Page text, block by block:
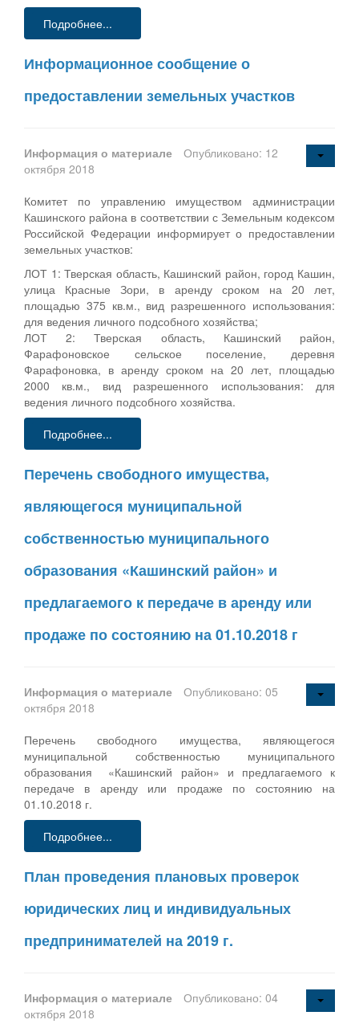
Подробнее...
Информационное сообщение о
предоставлении земельных участков
Информация о материале
Опубликовано: 12
октября 2018
Комитет по управлению имуществом администрации
Кашинского района в соответствии с Земельным кодексом
Российской Федерации информирует о предоставлении
земельных участков:
ЛОТ 1: Тверская область, Кашинский район, город Кашин,
улица Красные Зори, в аренду сроком на 20 лет,
площадью 375 кв.м., вид разрешенного использования:
для ведения личного подсобного хозяйства;
ЛОТ 2: Тверская область, Кашинский район,
Фарафоновское сельское поселение, деревня
Фарафоновка, в аренду сроком на 20 лет, площадью
2000 кв.м., вид разрешенного использования: для
ведения личного подсобного хозяйства.
Подробнее...
Перечень свободного имущества,
являющегося муниципальной
собственностью муниципального
образования «Кашинский район» и
предлагаемого к передаче в аренду или
продаже по состоянию на 01.10.2018 г
Информация о материале
Опубликовано: 05
октября 2018
Перечень свободного имущества, являющегося
муниципальной собственностью муниципального
образования «Кашинский район» и предлагаемого к
передаче в аренду или продаже по состоянию на
01.10.2018 г.
Подробнее...
План проведения плановых проверок
юридических лиц и индивидуальных
предпринимателей на 2019 г.
Информация о материале
Опубликовано: 04
октября 2018